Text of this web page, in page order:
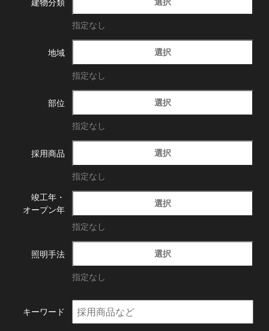
指定なし
地域 選択
指定なし
部位 選択
指定なし
採用商品 選択
指定なし
竣工年・
オープン年
選択
指定なし
照明手法 選択
指定なし
キーワード